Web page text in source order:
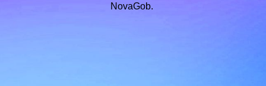
NovaGob.